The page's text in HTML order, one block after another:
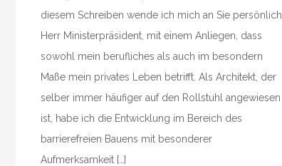
diesem Schreiben wende ich mich an Sie persönlich,
Herr Ministerpräsident, mit einem Anliegen, dass
sowohl mein berufliches als auch im besondern
Maße mein privates Leben betrifft. Als Architekt, der
selber immer häufiger auf den Rollstuhl angewiesen
ist, habe ich die Entwicklung im Bereich des
barrierefreien Bauens mit besonderer
Aufmerksamkeit […]